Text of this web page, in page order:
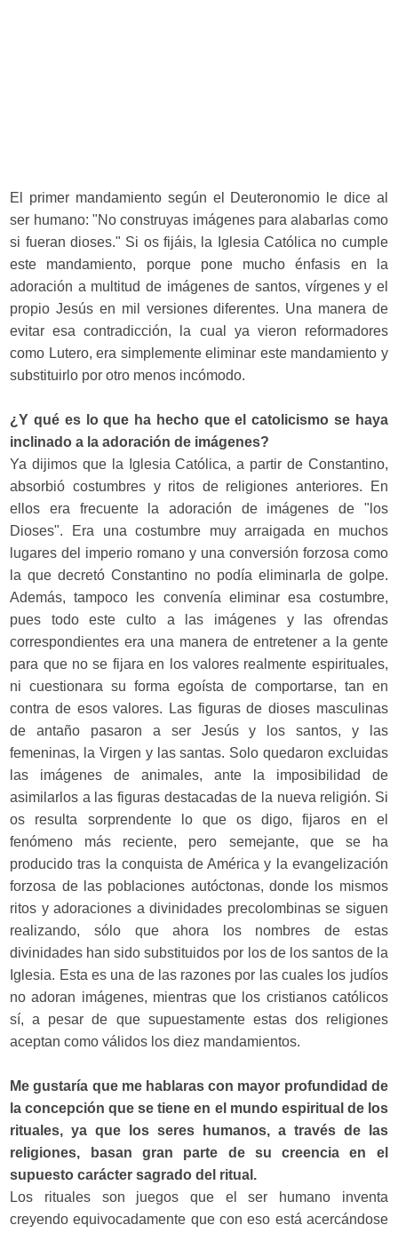
El primer mandamiento según el Deuteronomio le dice al
ser humano: "No construyas imágenes para alabarlas como
si fueran dioses." Si os fijáis, la Iglesia Católica no cumple
este mandamiento, porque pone mucho énfasis en la
adoración a multitud de imágenes de santos, vírgenes y el
propio Jesús en mil versiones diferentes. Una manera de
evitar esa contradicción, la cual ya vieron reformadores
como Lutero, era simplemente eliminar este mandamiento y
substituirlo por otro menos incómodo.
¿Y qué es lo que ha hecho que el catolicismo se haya
inclinado a la adoración de imágenes?
Ya dijimos que la Iglesia Católica, a partir de Constantino,
absorbió costumbres y ritos de religiones anteriores. En
ellos era frecuente la adoración de imágenes de "los
Dioses". Era una costumbre muy arraigada en muchos
lugares del imperio romano y una conversión forzosa como
la que decretó Constantino no podía eliminarla de golpe.
Además, tampoco les convenía eliminar esa costumbre,
pues todo este culto a las imágenes y las ofrendas
correspondientes era una manera de entretener a la gente
para que no se fijara en los valores realmente espirituales,
ni cuestionara su forma egoísta de comportarse, tan en
contra de esos valores. Las figuras de dioses masculinas
de antaño pasaron a ser Jesús y los santos, y las
femeninas, la Virgen y las santas. Solo quedaron excluidas
las imágenes de animales, ante la imposibilidad de
asimilarlos a las figuras destacadas de la nueva religión. Si
os resulta sorprendente lo que os digo, fijaros en el
fenómeno más reciente, pero semejante, que se ha
producido tras la conquista de América y la evangelización
forzosa de las poblaciones autóctonas, donde los mismos
ritos y adoraciones a divinidades precolombinas se siguen
realizando, sólo que ahora los nombres de estas
divinidades han sido substituidos por los de los santos de la
Iglesia. Esta es una de las razones por las cuales los judíos
no adoran imágenes, mientras que los cristianos católicos
sí, a pesar de que supuestamente estas dos religiones
aceptan como válidos los diez mandamientos.
Me gustaría que me hablaras con mayor profundidad de
la concepción que se tiene en el mundo espiritual de los
rituales, ya que los seres humanos, a través de las
religiones, basan gran parte de su creencia en el
supuesto carácter sagrado del ritual.
Los rituales son juegos que el ser humano inventa
creyendo equivocadamente que con eso está acercándose